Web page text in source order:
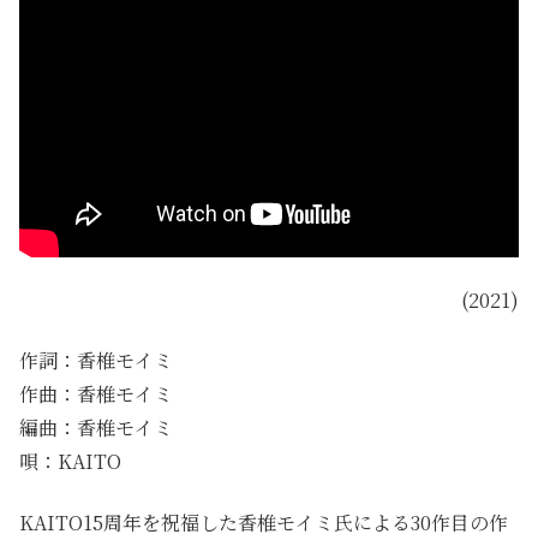
(2021)
作詞：香椎モイミ
作曲：香椎モイミ
編曲：香椎モイミ
唄：KAITO
KAITO15周年を祝福した香椎モイミ氏による30作目の作